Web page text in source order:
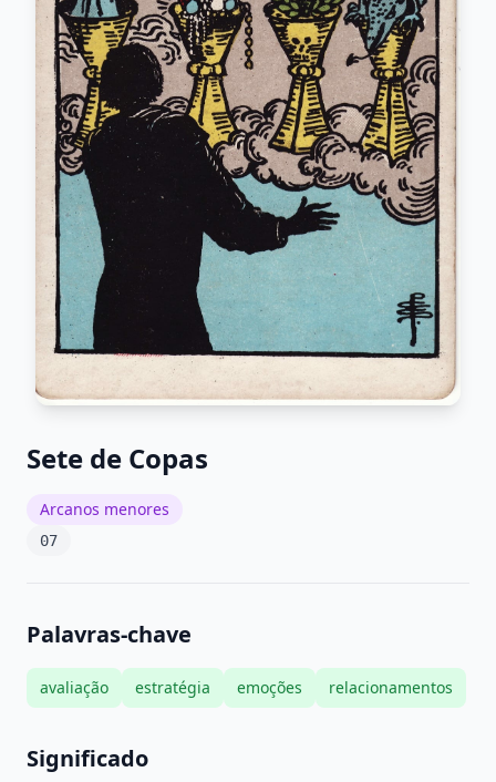
Sete de Copas
Arcanos menores
07
Palavras-chave
avaliação estratégia emoções relacionamentos
Significado